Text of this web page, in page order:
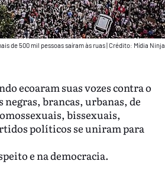
de 500 mil pessoas saíram às ruas Crédito: Mídia Ninja
ecoaram suas vozes contra o
brancas, urbanas, de
bissexuais,
políticos se uniram para
e na democracia.